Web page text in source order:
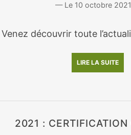
10 octobre 2021
Venez découvrir toute
LIRE LA SUITE
2021 : CERTIFICATION